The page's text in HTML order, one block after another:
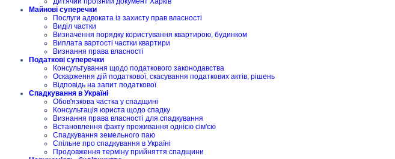
Майнові суперечки
Послуги адвоката із захисту прав власності
Виділ частки
Визначення порядку користування квартирою, будинком
Виплата вартості частки квартири
Визнання права власності
Податкові суперечки
Консультування щодо податкового законодавства
Оскарження дій податкової, скасування податкових актів, рішень
Відповідь на запит податкової
Спадкування в Україні
Обов'язкова частка у спадщині
Консультація юриста щодо спадку
Визнання права власності для спадкування
Встановлення факту проживання однією сім'єю
Спадкування земельного паю
Спільне про спадкування в Україні
Продовження терміну прийняття спадщини